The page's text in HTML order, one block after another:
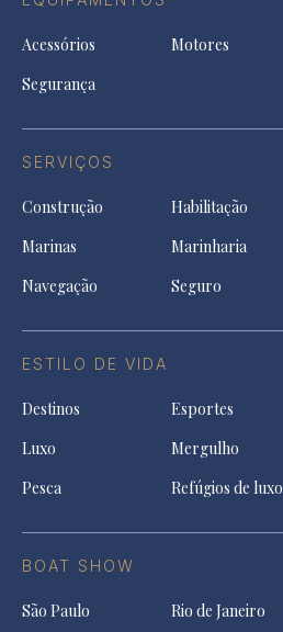
Acessórios Motores
Segurança
SERVIÇOS
Construção Habilitação
Marinas
Marinharia
Navegação
Seguro
ESTILO DE VIDA
Destinos Esportes
Luxo
Mergulho
Pesca
Refúgios de luxo
BOAT SHOW
São Paulo Rio de Janeiro